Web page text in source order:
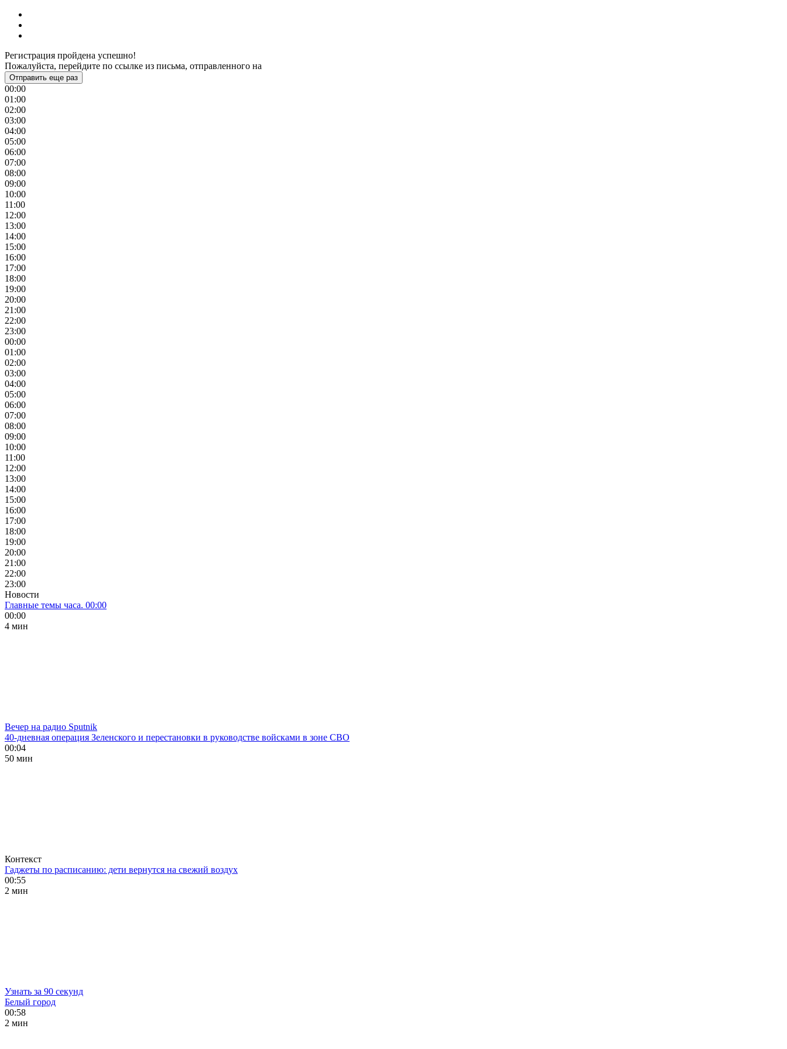
Регистрация пройдена успешно!
Пожалуйста, перейдите по ссылке из письма, отправленного на
Отправить еще раз
00:00
01:00
02:00
03:00
04:00
05:00
06:00
07:00
08:00
09:00
10:00
11:00
12:00
13:00
14:00
15:00
16:00
17:00
18:00
19:00
20:00
21:00
22:00
23:00
00:00
01:00
02:00
03:00
04:00
05:00
06:00
07:00
08:00
09:00
10:00
11:00
12:00
13:00
14:00
15:00
16:00
17:00
18:00
19:00
20:00
21:00
22:00
23:00
Новости
Главные темы часа. 00:00
00:00
4 мин
Вечер на радио Sputnik
40-дневная операция Зеленского и перестановки в руководстве войсками в зоне СВО
00:04
50 мин
Контекст
Гаджеты по расписанию: дети вернутся на свежий воздух
00:55
2 мин
Узнать за 90 секунд
Белый город
00:58
2 мин